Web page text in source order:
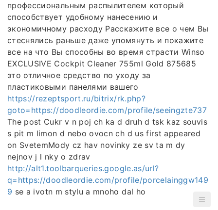
профессиональным распылителем который
способствует удобному нанесению и
экономичному расходу Расскажите все о чем Вы
стеснялись раньше даже упомянуть и покажите
все на что Вы способны во время страсти Winsо
EXCLUSIVE Cockpit Cleaner 755ml Gold 875685
это отличное средство по уходу за
пластиковыми панелями вашего
https://rezeptsport.ru/bitrix/rk.php?
goto=https://doodleordie.com/profile/seeingzte737
The post Cukr v n poj ch ka d druh d tsk kaz souvis
s pit m limon d nebo ovocn ch d us first appeared
on SvetemMody cz hav novinky ze sv ta m dy
nejnov j l nky o zdrav
http://alt1.toolbarqueries.google.as/url?
q=https://doodleordie.com/profile/porcelainggw149
9 se a ivotn m stylu a mnoho dal ho